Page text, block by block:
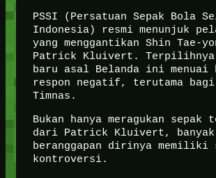
PSSI (Persatuan Sepak Bola
Indonesia) resmi menunjuk
yang menggantikan Shin Tae-
Patrick Kluivert.
baru asal Belanda ini menuai
respon negatif, terutama bagi
Timnas.
Bukan hanya meragukan sepak
dari Patrick Kluivert, banyak
beranggapan dirinya memiliki
kontroversi.